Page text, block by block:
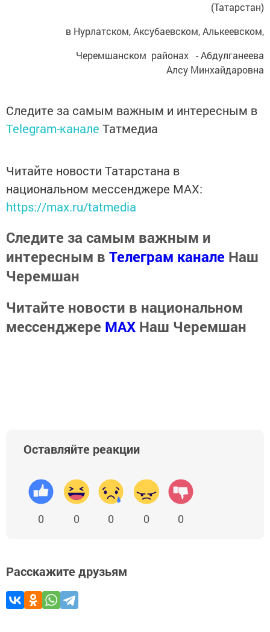
(Татарстан)
в Нурлатском, Аксубаевском, Алькеевском,
Черемшанском районах - Абдулганеева
Алсу Минхайдаровна
Следите за самым важным и интересным в
Telegram-канале Татмедиа
Читайте новости Татарстана в
национальном мессенджере MАХ:
https://max.ru/tatmedia
Следите за самым важным и
интересным в Телеграм канале Наш
Черемшан
Читайте новости в национальном
мессенджере MАХ Наш Черемшан
Оставляйте реакции
0 0 0 0 0
Расскажите друзьям